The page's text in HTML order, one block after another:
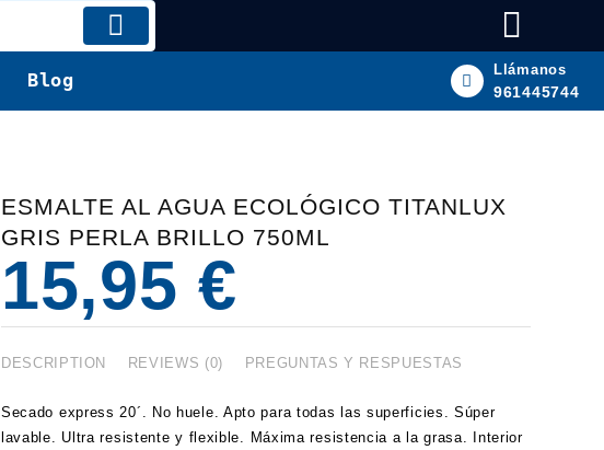
Blog Llámanos
961445744
ESMALTE AL AGUA ECOLÓGICO TITANLUX
GRIS PERLA BRILLO 750ML
15,95€
DESCRIPTION REVIEWS (0) PREGUNTAS Y RESPUESTAS
Secado express 20´. No huele. Apto para todas las superficies. Súper
lavable. Ultra resistente y flexible. Máxima resistencia a la grasa. Interior